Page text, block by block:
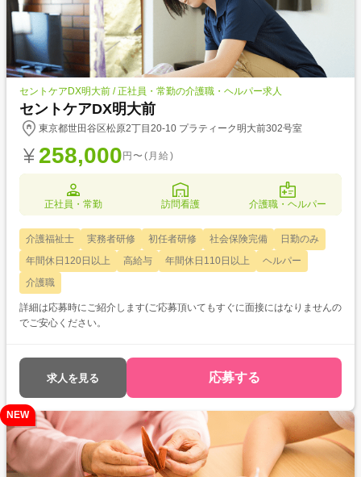
セントケアDX明大前 / 正社員・常勤の介護職・ヘルパー求人
セントケアDX明大前
東京都世田谷区松原2丁目20-10 プラティーク明大前302号室
258,000 円〜(月給)
正社員・常勤 訪問看護 介護職・ヘルパー
介護福祉士 実務者研修 初任者研修 社会保険完備
日勤のみ
年間休日120日以上
高給与 年間休日110日以上
ヘルパー
介護職
詳細は応募時にご紹介します(ご応募頂いてもすぐに面接にはなりませんの
でご安心ください。
求人を見る 応募する
NEW